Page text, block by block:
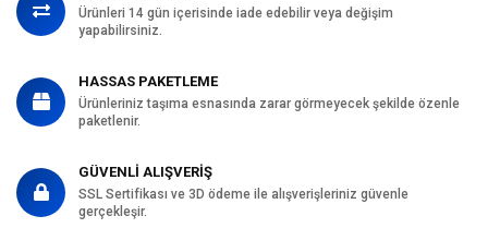
Ürünleri 14 gün içerisinde iade edebilir veya değişim
yapabilirsiniz.
HASSAS PAKETLEME
Ürünleriniz taşıma esnasında zarar görmeyecek şekilde özenle
paketlenir.
GÜVENLİ ALIŞVERİŞ
SSL Sertifikası ve 3D ödeme ile alışverişleriniz güvenle
gerçekleşir.